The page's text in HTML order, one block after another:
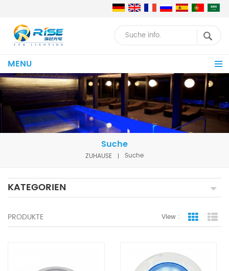
MENU
Suche
ZUHAUSE Suche
KATEGORIEN
PRODUKTE View : Grid View